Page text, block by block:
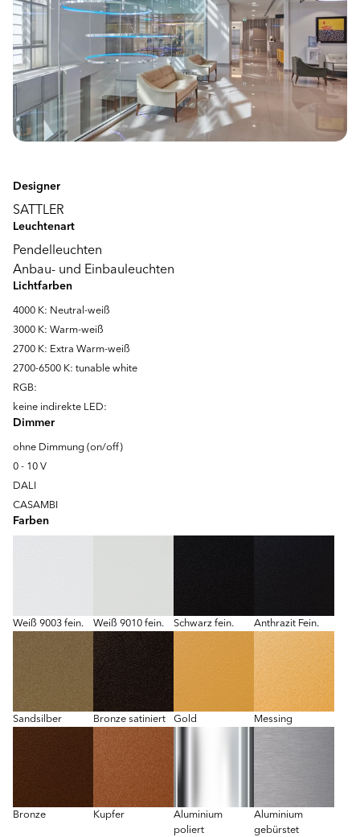
Designer
SATTLER
Leuchtenart
Pendelleuchten
Anbau- und Einbauleuchten
Lichtfarben
4000 K: Neutral-weiß
3000 K: Warm-weiß
2700 K: Extra Warm-weiß
2700-6500 K: tunable white
RGB:
keine indirekte LED:
Dimmer
ohne Dimmung (on/off)
0 - 10 V
DALI
CASAMBI
Farben
Weiß 9003 fein. Weiß 9010 fein. Schwarz fein. Anthrazit Fein.
Sandsilber Bronze satiniert Gold Messing
Bronze Kupfer
Aluminium
poliert
Aluminium
gebürstet